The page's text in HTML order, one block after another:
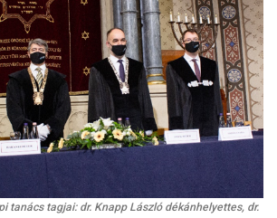
tanács tagjai: dr. Knapp László dékánhelyettes, dr.